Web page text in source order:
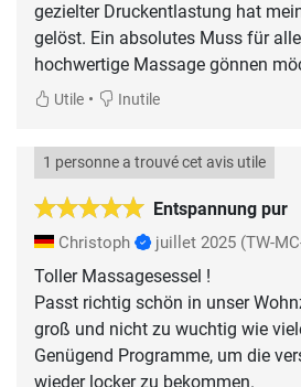
gezielter Druckentlastung hat
gelöst. Ein absolutes Muss für
hochwertige Massage gönnen
Utile • Inutile
Entspannung pur
1 personne a trouvé cet avis utile
Christoph juillet 2025 (TW-
Toller Massagesessel !
Passt richtig schön in unser
groß und nicht zu wuchtig wie
Genügend Programme, um die
wieder locker zu bekommen.